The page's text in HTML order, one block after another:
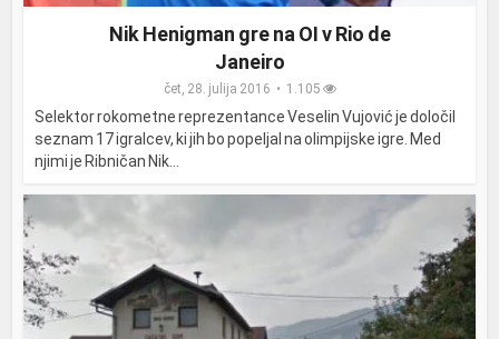
Nik Henigman gre na OI v Rio de
Janeiro
čet, 28. julija 2016 1.105
Selektor rokometne reprezentance Veselin Vujović je določil
seznam 17 igralcev, ki jih bo popeljal na olimpijske igre. Med
njimi je Ribničan Nik...